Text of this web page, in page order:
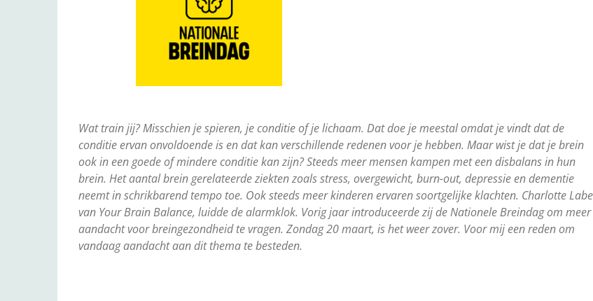
Wat train jij? Misschien je spieren, je conditie of je lichaam. Dat doe je meestal omdat je vindt dat de
conditie ervan onvoldoende is en dat kan verschillende redenen voor je hebben. Maar wist je dat je brein
ook in een goede of mindere conditie kan zijn? Steeds meer mensen kampen met een disbalans in hun
brein. Het aantal brein gerelateerde ziekten zoals stress, overgewicht, burn-out, depressie en dementie
neemt in schrikbarend tempo toe. Ook steeds meer kinderen ervaren soortgelijke klachten. Charlotte
van Your Brain Balance, luidde de alarmklok. Vorig jaar introduceerde zij de Nationele Breindag om meer
aandacht voor breingezondheid te vragen. Zondag 20 maart, is het weer zover. Voor mij een reden om
vandaag aandacht aan dit thema te besteden.